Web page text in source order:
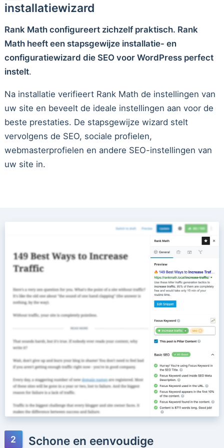
installatiewizard
Rank Math configureert zichzelf praktisch. Rank
Math heeft een stapsgewijze installatie- en
configuratiewizard die SEO voor WordPress perfect
instelt.
Na installatie verifieert Rank Math de instellingen van
uw site en beveelt de ideale instellingen aan voor de
beste prestaties. De stapsgewijze wizard stelt
vervolgens de SEO, sociale profielen,
webmasterprofielen en andere SEO-instellingen van
uw site in.
Schone en eenvoudige